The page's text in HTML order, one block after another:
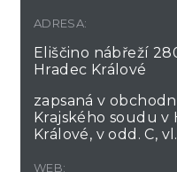
ADRESA:
Eliščino nábřeží
Hradec Králové
zapsaná v
Krajského soudu v
Králové, v odd. C,
WEB: